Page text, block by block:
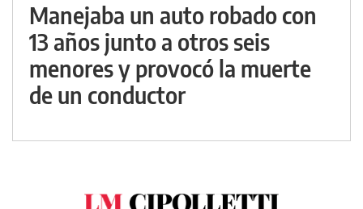
Manejaba un auto robado con
13 años junto a otros seis
menores y provocó la muerte
de un conductor